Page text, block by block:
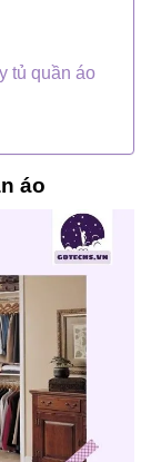
tủ quần áo
áo